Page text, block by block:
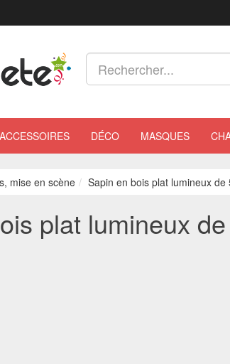
ACCESSOIRES DÉCO MASQUES
mise en scène Sapin en bois plat lumineux de
plat lumineux